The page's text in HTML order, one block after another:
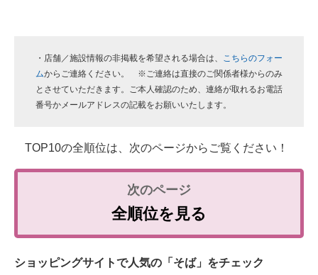
・店舗／施設情報の非掲載を希望される場合は、 こちらのフォー
ムからご連絡ください。 ※ご連絡は直接のご関係者様からのみ
とさせていただきます。ご本人確認のため、連絡が取れるお電話
番号かメールアドレスの記載をお願いいたします。
TOP10の全順位は、次のページからご覧ください！
全順位を見る
ショッピングサイトで人気の「そば」をチェック